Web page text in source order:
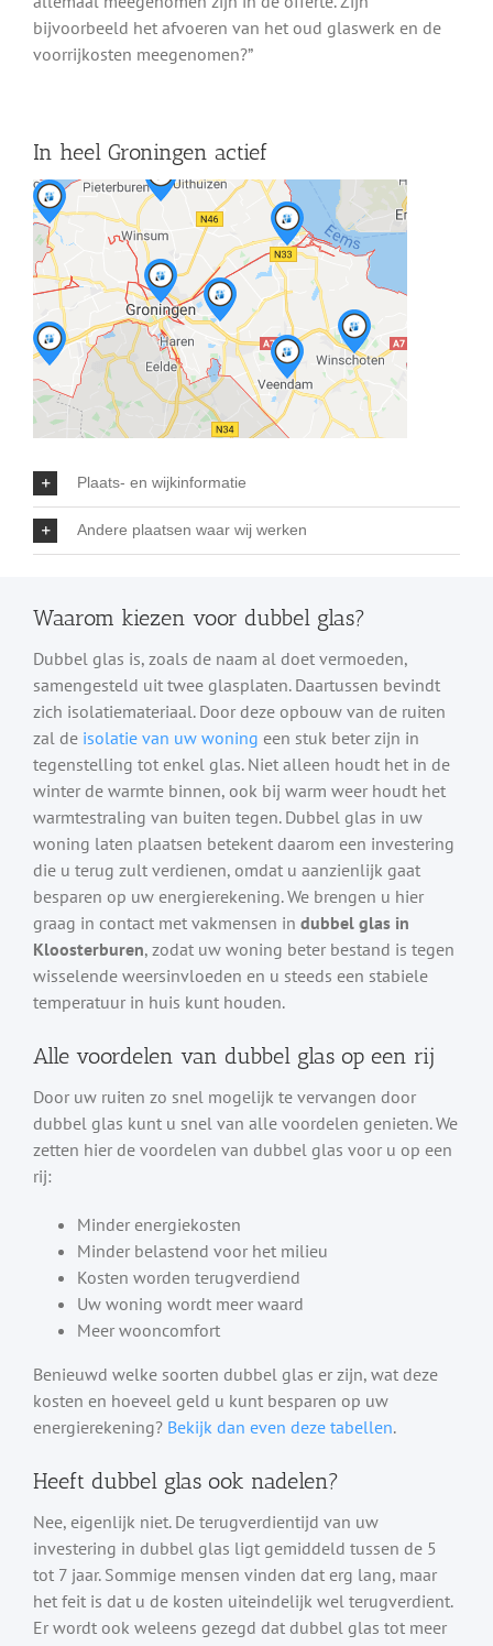
bijvoorbeeld het afvoeren van het oud glaswerk en de
voorrijkosten meegenomen?”
In heel Groningen actief
Plaats- en wijkinformatie
Andere plaatsen waar wij werken
Waarom kiezen voor dubbel glas?
Dubbel glas is, zoals de naam al doet vermoeden,
samengesteld uit twee glasplaten. Daartussen bevindt
zich isolatiemateriaal. Door deze opbouw van de ruiten
zal de isolatie van uw woning een stuk beter zijn in
tegenstelling tot enkel glas. Niet alleen houdt het in de
winter de warmte binnen, ook bij warm weer houdt het
warmtestraling van buiten tegen. Dubbel glas in uw
woning laten plaatsen betekent daarom een investering
die u terug zult verdienen, omdat u aanzienlijk gaat
besparen op uw energierekening. We brengen u hier
graag in contact met vakmensen in dubbel glas in
Kloosterburen, zodat uw woning beter bestand is tegen
wisselende weersinvloeden en u steeds een stabiele
temperatuur in huis kunt houden.
Alle voordelen van dubbel glas op een rij
Door uw ruiten zo snel mogelijk te vervangen door
dubbel glas kunt u snel van alle voordelen genieten. We
zetten hier de voordelen van dubbel glas voor u op een
rij:
Minder energiekosten
Minder belastend voor het milieu
Kosten worden terugverdiend
Uw woning wordt meer waard
Meer wooncomfort
Benieuwd welke soorten dubbel glas er zijn, wat deze
kosten en hoeveel geld u kunt besparen op uw
energierekening? Bekijk dan even deze tabellen.
Heeft dubbel glas ook nadelen?
Nee, eigenlijk niet. De terugverdientijd van uw
investering in dubbel glas ligt gemiddeld tussen de 5
tot 7 jaar. Sommige mensen vinden dat erg lang, maar
het feit is dat u de kosten uiteindelijk wel terugverdient.
Er wordt ook weleens gezegd dat dubbel glas tot meer